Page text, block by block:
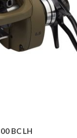
BC LH